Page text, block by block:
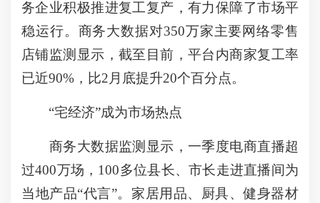
务企业积极推进复工复产，有力保障了市场平
稳运行。商务大数据对350万家主要网络零售
店铺监测显示，截至目前，平台内商家复工率
已近90%，比2月底提升20个百分点。
“宅经济”成为市场热点
商务大数据监测显示，一季度电商直播超
过400万场，100多位县长、市长走进直播间为
当地产品“代言”。家居用品、厨具、健身器材